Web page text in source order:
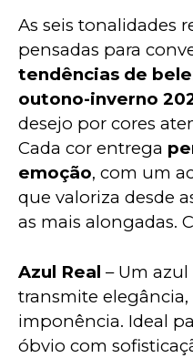
As seis tonalidades
pensadas para
tendências de
outono-inverno
desejo por cores
Cada cor entrega
emoção, com um
que valoriza desde
as mais alongadas.
Azul Real – Um
transmite
imponência. Ideal
óbvio com